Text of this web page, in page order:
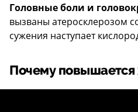
Головные боли и
вызваны атеросклерозом
сужения наступает
Почему повышается